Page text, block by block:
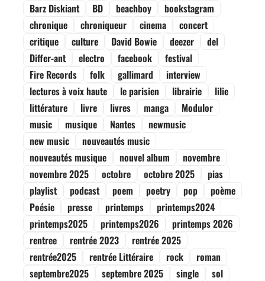
Barz Diskiant
BD beachboy
bookstagram
chronique
chroniqueur cinema
concert
critique
culture David Bowie deezer
del
Differ-ant
electro facebook
festival
Fire Records
folk gallimard
interview
lectures à voix haute
le parisien librairie
lilie
littérature
livre livres manga
Modulor
music
musique Nantes
newmusic
new music
nouveautés music
nouveautés musique
nouvel album
novembre
novembre 2025
octobre octobre 2025
pias
playlist
podcast poem poetry pop
poème
Poésie
presse printemps
printemps2024
printemps2025
printemps2026
printemps 2026
rentree
rentrée 2023
rentrée 2025
rentrée2025
rentrée Littéraire rock
roman
septembre2025
septembre 2025 single
sol